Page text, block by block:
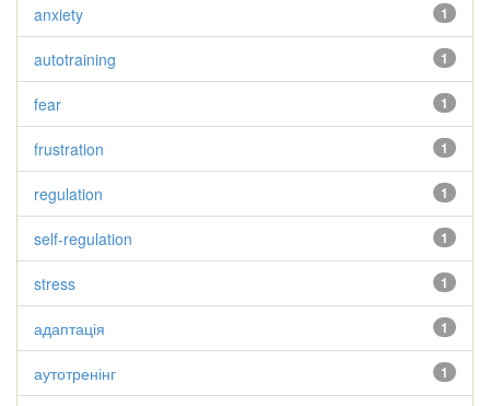
1
anxiety
1
autotraining
1
fear
1
frustration
1
regulation
1
self-regulation
1
stress
1
адаптація
1
аутотренінг